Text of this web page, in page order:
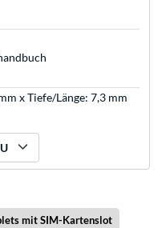
x Tiefe/Länge: 7,3 mm
mit SIM-Kartenslot